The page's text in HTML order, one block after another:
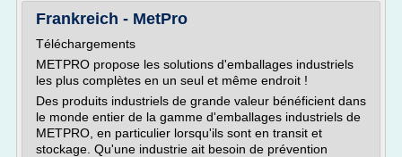
Frankreich - MetPro
Téléchargements
METPRO propose les solutions d'emballages industriels
les plus complètes en un seul et même endroit !
Des produits industriels de grande valeur bénéficient dans
le monde entier de la gamme d'emballages industriels de
METPRO, en particulier lorsqu'ils sont en transit et
stockage. Qu'une industrie ait besoin de prévention